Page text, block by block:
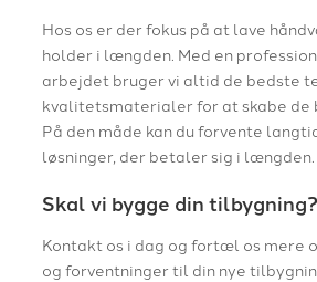
Hos os er der fokus på at lave
holder i længden. Med en
arbejdet bruger vi altid de bedste
kvalitetsmaterialer for at skabe de
På den måde kan du forvente
løsninger, der betaler sig i længden.
Skal vi bygge din tilbygning?
Kontakt os i dag og fortæl os mere
og forventninger til din nye